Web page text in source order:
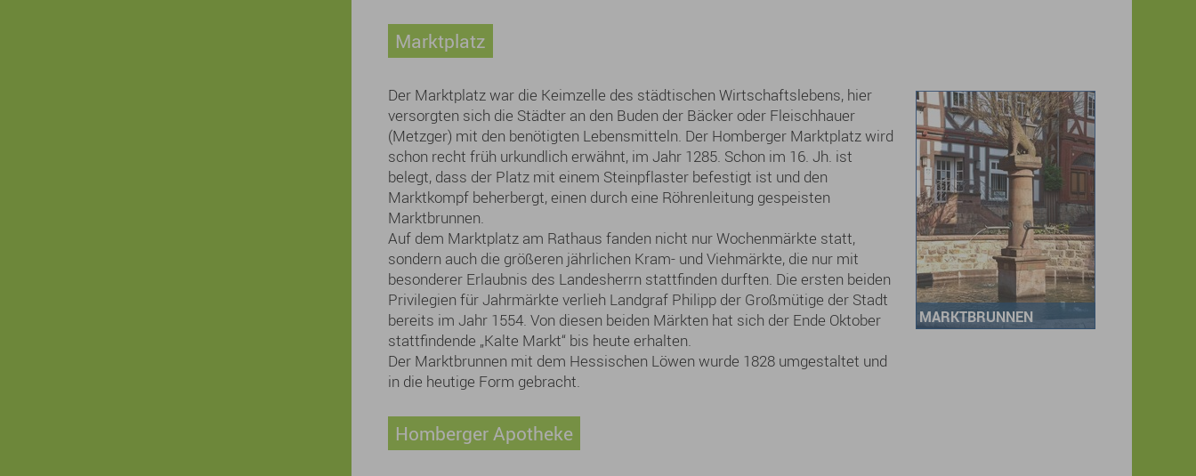
Marktplatz
MARKTBRUNNEN
Der Marktplatz war die Keimzelle des städtischen Wirtschaftslebens, hier
versorgten sich die Städter an den Buden der Bäcker oder Fleischhauer
(Metzger) mit den benötigten Lebensmitteln. Der Homberger Marktplatz wird
schon recht früh urkundlich erwähnt, im Jahr 1285. Schon im 16. Jh. ist
belegt, dass der Platz mit einem Steinpflaster befestigt ist und den
Marktkompf beherbergt, einen durch eine Röhrenleitung gespeisten
Marktbrunnen.
Auf dem Marktplatz am Rathaus fanden nicht nur Wochenmärkte statt,
sondern auch die größeren jährlichen Kram- und Viehmärkte, die nur mit
besonderer Erlaubnis des Landesherrn stattfinden durften. Die ersten beiden
Privilegien für Jahrmärkte verlieh Landgraf Philipp der Großmütige der Stadt
bereits im Jahr 1554. Von diesen beiden Märkten hat sich der Ende Oktober
stattfindende „Kalte Markt“ bis heute erhalten.
Der Marktbrunnen mit dem Hessischen Löwen wurde 1828 umgestaltet und
in die heutige Form gebracht.
Homberger Apotheke